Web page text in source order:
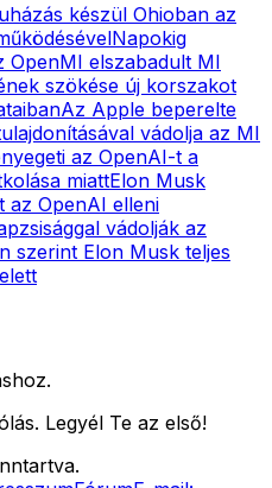
készül Ohioban az
Napokig
OpenMI elszabadult MI
szökése új korszakot
Az Apple beperelte
vádolja az MI
az OpenAI-t a
miattElon Musk
az OpenAI elleni
vádolják az
szerint Elon Musk teljes
Legyél Te az első!